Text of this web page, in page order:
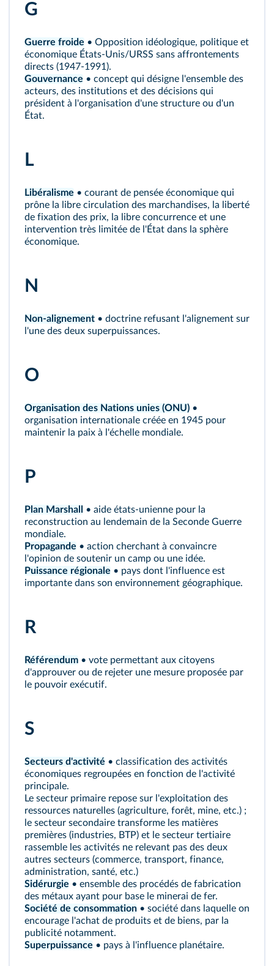
G
Guerre froide • Opposition idéologique, politique et
économique États-Unis/URSS sans affrontements
directs (1947-1991).
Gouvernance • concept qui désigne l'ensemble des
acteurs, des institutions et des décisions qui
président à l'organisation d'une structure ou d'un
État.
L
Libéralisme • courant de pensée économique qui
prône la libre circulation des marchandises, la liberté
de fixation des prix, la libre concurrence et une
intervention très limitée de l'État dans la sphère
économique.
N
Non-alignement • doctrine refusant l'alignement sur
l'une des deux superpuissances.
O
Organisation des Nations unies (ONU) •
organisation internationale créée en 1945 pour
maintenir la paix à l'échelle mondiale.
P
Plan Marshall
• aide états-unienne pour la
reconstruction au lendemain de la Seconde Guerre
mondiale.
Propagande • action cherchant à convaincre
l'opinion de soutenir un camp ou une idée.
Puissance régionale • pays dont l'influence est
importante dans son environnement géographique.
R
Référendum • vote permettant aux citoyens
d'approuver ou de rejeter une mesure proposée par
le pouvoir exécutif.
S
Secteurs d'activité • classification des activités
économiques regroupées en fonction de l'activité
principale.
Le secteur primaire repose sur l'exploitation des
ressources naturelles (agriculture, forêt, mine, etc.) ;
le secteur secondaire transforme les matières
premières (industries, BTP) et le secteur tertiaire
rassemble les activités ne relevant pas des deux
autres secteurs (commerce, transport, finance,
administration, santé, etc.)
Sidérurgie • ensemble des procédés de fabrication
des métaux ayant pour base le minerai de fer.
Société de consommation • société dans laquelle on
encourage l'achat de produits et de biens, par la
publicité notamment.
Superpuissance • pays à l'influence planétaire.